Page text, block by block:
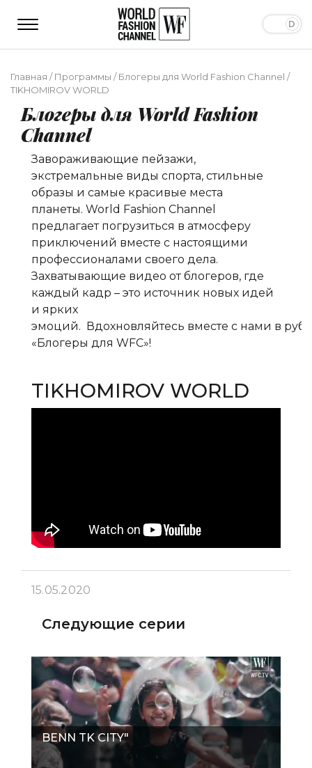
Главная /Программы /Блогеры для World Fashion Channel /
TIKHOMIROV WORLD
Блогеры для World Fashion
Channel
Завораживающие пейзажи,
экстремальные виды спорта, стильные
образы и самые красивые места
планеты. World Fashion Channel
предлагает погрузиться в атмосферу
приключений вместе c настоящими
профессионалами своего дела.
Захватывающие видео от блогеров, где
каждый кадр – это источник новых идей
и ярких
эмоций. Вдохновляйтесь вместе с нами в
«Блогеры для WFC»!
TIKHOMIROV WORLD
15.05.2020
Следующие серии
BENN TK CITY"